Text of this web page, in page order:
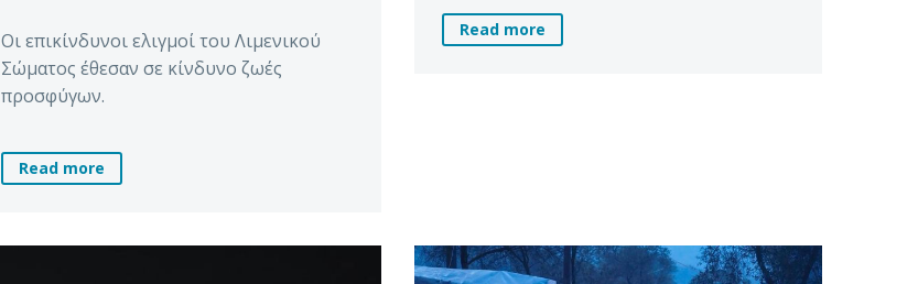
Οι επικίνδυνοι ελιγμοί του Λιμενικού
Σώματος έθεσαν σε κίνδυνο ζωές
προσφύγων.
Read more
Read more